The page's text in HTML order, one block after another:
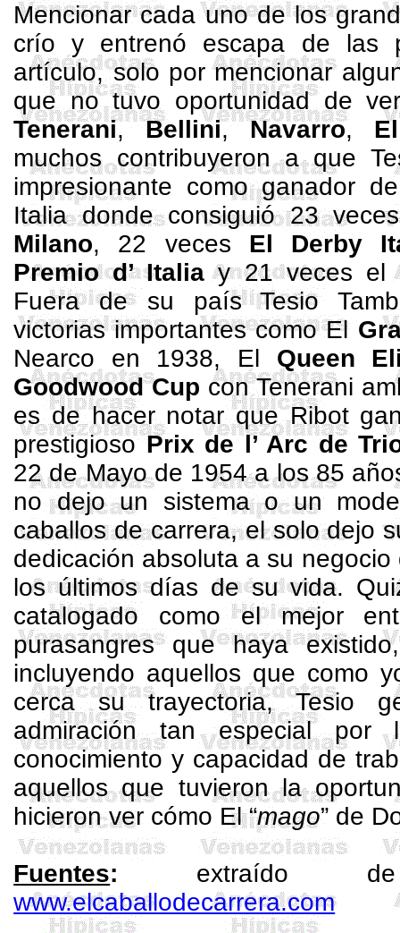
Mencionar cada uno de los
crío y entrenó escapa de las
artículo, solo por mencionar
que no tuvo oportunidad de
Tenerani,Bellini,Navarro, El
muchos contribuyeron a que
impresionante como ganador
Italia donde consiguió 23
Milano, 22 veces El Derby
Premio d’ Italia y 21 veces el
Fuera de su país Tesio
victorias importantes como El
Nearco en 1938, El Queen
GoodwoodCup conTenerani
es de hacer notar que Ribot
prestigiosoPrix de l’ Arc de
22 de Mayo de 1954 alos 85
no dejo un sistema o un
caballos de carrera, el solo dejo
dedicación absoluta a su
los últimos días de su vida.
catalogado como el mejor
purasangres que haya
incluyendo aquellos que como
cerca su trayectoria, Tesio
admiración tan especial
conocimiento y capacidad de
aquellos que tuvieron la
hicieron ver cómo El “mago” de
Fuentes: extraído
www.elcaballodecarrera.com